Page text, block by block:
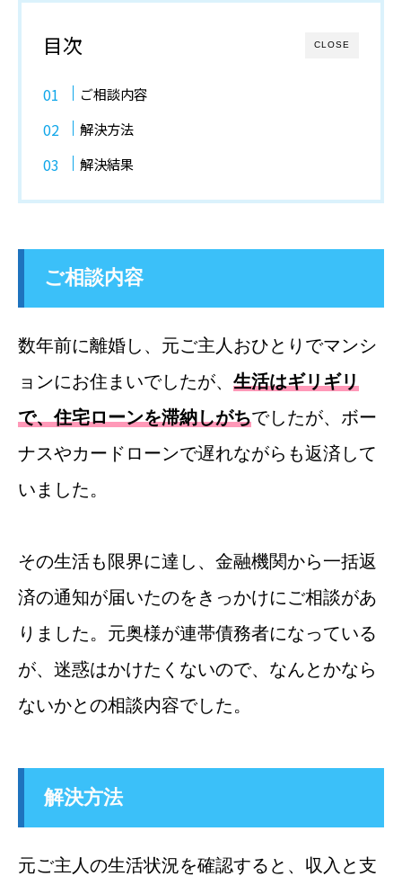
CLOSE
目次
ご相談内容
解決方法
解決結果
ご相談内容
数年前に離婚し、元ご主人おひとりでマンシ
ョンにお住まいでしたが、 生活はギリギリ
で、住宅ローンを滞納しがちでしたが、ボー
ナスやカードローンで遅れながらも返済して
いました。
その生活も限界に達し、金融機関から一括返
済の通知が届いたのをきっかけにご相談があ
りました。元奥様が連帯債務者になっている
が、迷惑はかけたくないので、なんとかなら
ないかとの相談内容でした。
解決方法
元ご主人の生活状況を確認すると、収入と支